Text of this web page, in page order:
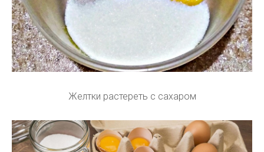
Желтки растереть с сахаром